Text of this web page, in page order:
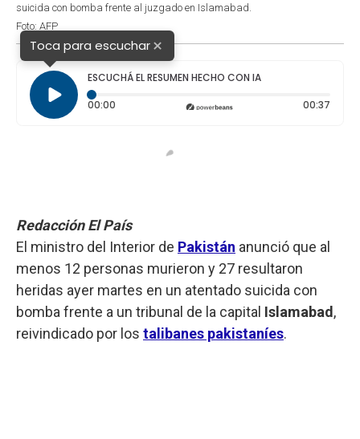
suicida con bomba frente al juzgado en Islamabad.
Foto: AFP
Toca para escuchar×
ESCUCHÁ EL RESUMEN HECHO CON IA
00:00 Tiempo transcurrido: 0 segundos 00:37
Redacción El País
El ministro del Interior de Pakistán anunció que al
menos 12 personas murieron y 27 resultaron
heridas ayer martes en un atentado suicida con
bomba frente a un tribunal de la capital Islamabad ,
reivindicado por los talibanes pakistaníes.